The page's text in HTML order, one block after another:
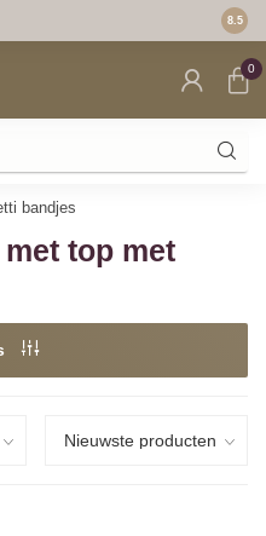
Voor
8.5
0
bandjes
top met